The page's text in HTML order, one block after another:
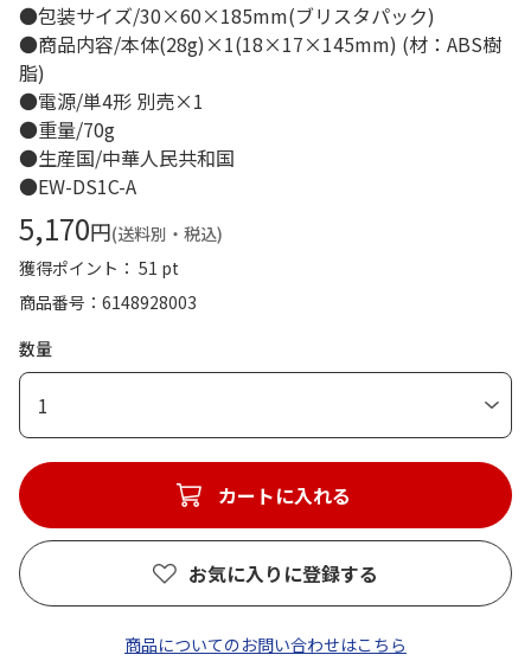
●包装サイズ/30×60×185mm(ブリスタパック)
●商品内容/本体(28g)×1(18×17×145mm) (材：ABS樹
脂)
●電源/単4形 別売×1
●重量/70g
●生産国/中華人民共和国
●EW-DS1C-A
5,170円(送料別・税込)
獲得ポイント： 51 pt
商品番号
6148928003
数量
1
カートに入れる
お気に入りに登録する
商品についてのお問い合わせはこちら